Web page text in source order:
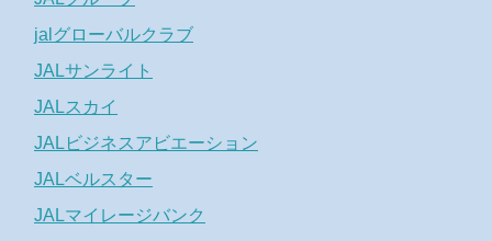
jalグローバルクラブ
JALサンライト
JALスカイ
JALビジネスアビエーション
JALベルスター
JALマイレージバンク